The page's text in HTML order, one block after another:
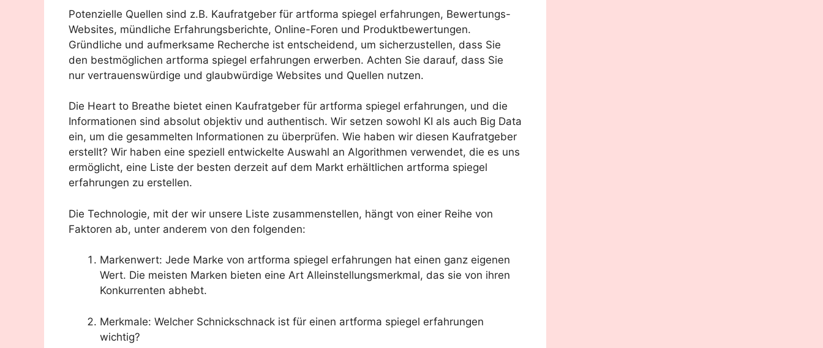
Potenzielle Quellen sind z.B. Kaufratgeber für artforma spiegel erfahrungen, Bewertungs-
Websites, mündliche Erfahrungsberichte, Online-Foren und Produktbewertungen.
Gründliche und aufmerksame Recherche ist entscheidend, um sicherzustellen, dass Sie
den bestmöglichen artforma spiegel erfahrungen erwerben. Achten Sie darauf, dass Sie
nur vertrauenswürdige und glaubwürdige Websites und Quellen nutzen.
Die Heart to Breathe bietet einen Kaufratgeber für artforma spiegel erfahrungen, und die
Informationen sind absolut objektiv und authentisch. Wir setzen sowohl KI als auch Big Data
ein, um die gesammelten Informationen zu überprüfen. Wie haben wir diesen Kaufratgeber
erstellt? Wir haben eine speziell entwickelte Auswahl an Algorithmen verwendet, die es uns
ermöglicht, eine Liste der besten derzeit auf dem Markt erhältlichen artforma spiegel
erfahrungen zu erstellen.
Die Technologie, mit der wir unsere Liste zusammenstellen, hängt von einer Reihe von
Faktoren ab, unter anderem von den folgenden:
Markenwert: Jede Marke von artforma spiegel erfahrungen hat einen ganz eigenen
Wert. Die meisten Marken bieten eine Art Alleinstellungsmerkmal, das sie von ihren
Konkurrenten abhebt.
Merkmale: Welcher Schnickschnack ist für einen artforma spiegel erfahrungen
wichtig?